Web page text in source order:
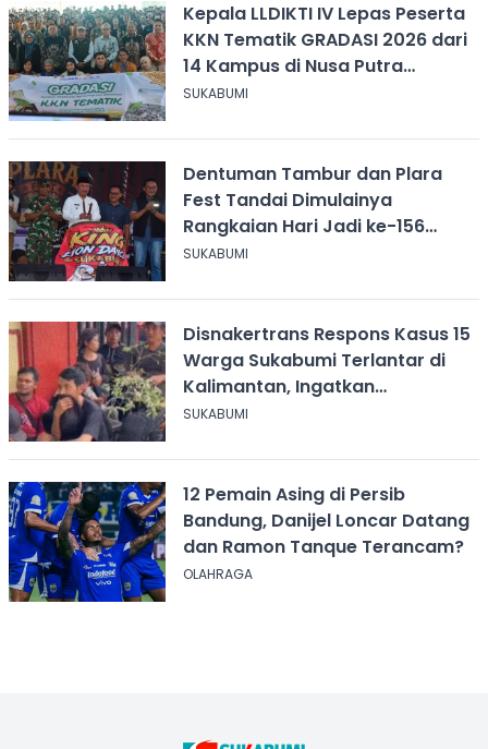
Kepala LLDIKTI IV Lepas Peserta
KKN Tematik GRADASI 2026 dari
14 Kampus di Nusa Putra
University
SUKABUMI
Dentuman Tambur dan Plara
Fest Tandai Dimulainya
Rangkaian Hari Jadi ke-156
Kabupaten Sukabumi
SUKABUMI
Disnakertrans Respons Kasus 15
Warga Sukabumi Terlantar di
Kalimantan, Ingatkan
Pentingnya Perjanjian Kerja
SUKABUMI
12 Pemain Asing di Persib
Bandung, Danijel Loncar Datang
dan Ramon Tanque Terancam?
OLAHRAGA